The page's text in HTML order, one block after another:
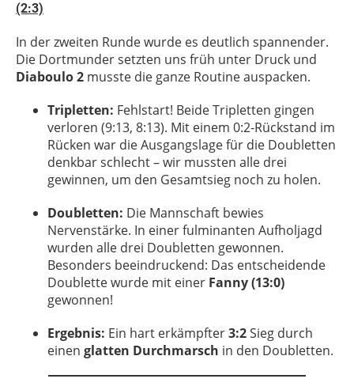
(2:3)
In der zweiten Runde wurde es deutlich spannender.
Die Dortmunder setzten uns früh unter Druck und
Diaboulo 2 musste die ganze Routine auspacken.
Tripletten: Fehlstart! Beide Tripletten gingen
verloren (9:13, 8:13). Mit einem 0:2-Rückstand im
Rücken war die Ausgangslage für die Doubletten
denkbar schlecht – wir mussten alle drei
gewinnen, um den Gesamtsieg noch zu holen.
Doubletten: Die Mannschaft bewies
Nervenstärke. In einer fulminanten Aufholjagd
wurden alle drei Doubletten gewonnen.
Besonders beeindruckend: Das entscheidende
Doublette wurde mit einer Fanny (13:0)
gewonnen!
Ergebnis: Ein hart erkämpfter3:2Sieg durch
einen glatten Durchmarsch in den Doubletten.